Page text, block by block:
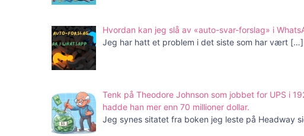
Hvordan kan jeg slå av «auto-svar-forslag» i
Jeg har hatt et problem i det siste som har vært […]
Tenk på Theodore Johnson som jobbet for UPS i
hadde han mer enn 70 millioner dollar.
Jeg synes sitatet fra boken jeg leste på Headway